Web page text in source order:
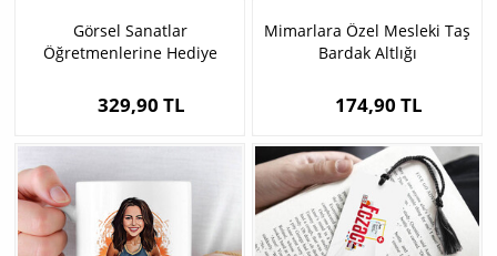
Görsel Sanatlar
Öğretmenlerine Hediye
329,90 TL
Mimarlara Özel Mesleki Taş
Bardak Altlığı
174,90 TL